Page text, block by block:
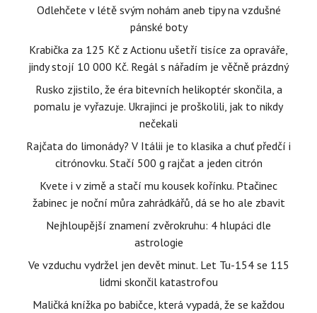
Odlehčete v létě svým nohám aneb tipy na vzdušné
pánské boty
Krabička za 125 Kč z Actionu ušetří tisíce za opraváře,
jindy stojí 10 000 Kč. Regál s nářadím je věčně prázdný
Rusko zjistilo, že éra bitevních helikoptér skončila, a
pomalu je vyřazuje. Ukrajinci je proškolili, jak to nikdy
nečekali
Rajčata do limonády? V Itálii je to klasika a chuť předčí i
citrónovku. Stačí 500 g rajčat a jeden citrón
Kvete i v zimě a stačí mu kousek kořínku. Ptačinec
žabinec je noční můra zahrádkářů, dá se ho ale zbavit
Nejhloupější znamení zvěrokruhu: 4 hlupáci dle
astrologie
Ve vzduchu vydržel jen devět minut. Let Tu-154 se 115
lidmi skončil katastrofou
Maličká knížka po babičce, která vypadá, že se každou